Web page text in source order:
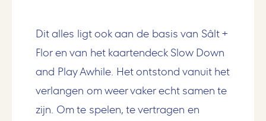
Dit alles ligt ook aan de basis van Sâlt +
Flor en van het kaartendeck Slow Down
and Play Awhile. Het ontstond vanuit het
verlangen om weer vaker echt samen te
zijn. Om te spelen, te vertragen en